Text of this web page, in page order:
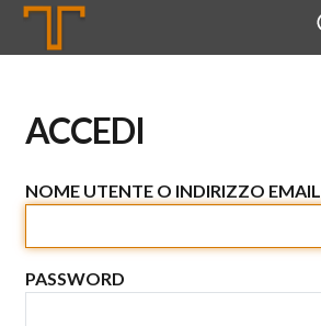
Tannerie
ACCEDI
NOME UTENTE O INDIRIZZO EMAIL
PASSWORD